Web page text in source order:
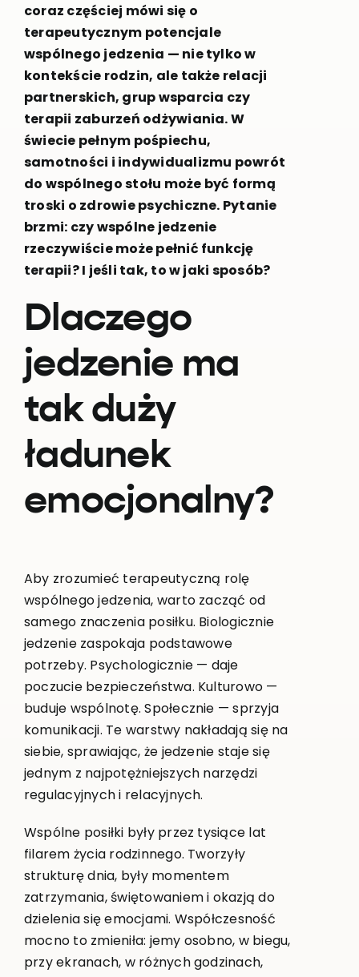
coraz częściej mówi się o
terapeutycznym potencjale
wspólnego jedzenia — nie tylko w
kontekście rodzin, ale także relacji
partnerskich, grup wsparcia czy
terapii zaburzeń odżywiania. W
świecie pełnym pośpiechu,
samotności i indywidualizmu powrót
do wspólnego stołu może być formą
troski o zdrowie psychiczne. Pytanie
brzmi: czy wspólne jedzenie
rzeczywiście może pełnić funkcję
terapii? I jeśli tak, to w jaki sposób?
Dlaczego
jedzenie ma
tak duży
ładunek
emocjonalny?
Aby zrozumieć terapeutyczną rolę
wspólnego jedzenia, warto zacząć od
samego znaczenia posiłku. Biologicznie
jedzenie zaspokaja podstawowe
potrzeby. Psychologicznie — daje
poczucie bezpieczeństwa. Kulturowo —
buduje wspólnotę. Społecznie — sprzyja
komunikacji. Te warstwy nakładają się na
siebie, sprawiając, że jedzenie staje się
jednym z najpotężniejszych narzędzi
regulacyjnych i relacyjnych.
Wspólne posiłki były przez tysiące lat
filarem życia rodzinnego. Tworzyły
strukturę dnia, były momentem
zatrzymania, świętowaniem i okazją do
dzielenia się emocjami. Współczesność
mocno to zmieniła: jemy osobno, w biegu,
przy ekranach, w różnych godzinach,